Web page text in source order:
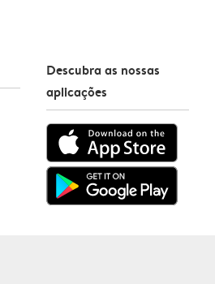
Descubra as nossas
aplicações